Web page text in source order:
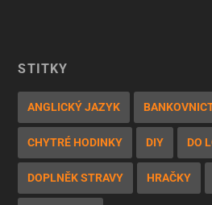
ŠTÍTKY
ANGLICKÝ JAZYK
CHYTRÉ HODINKY DIY DO
DOPLNĚK STRAVY HRAČKY